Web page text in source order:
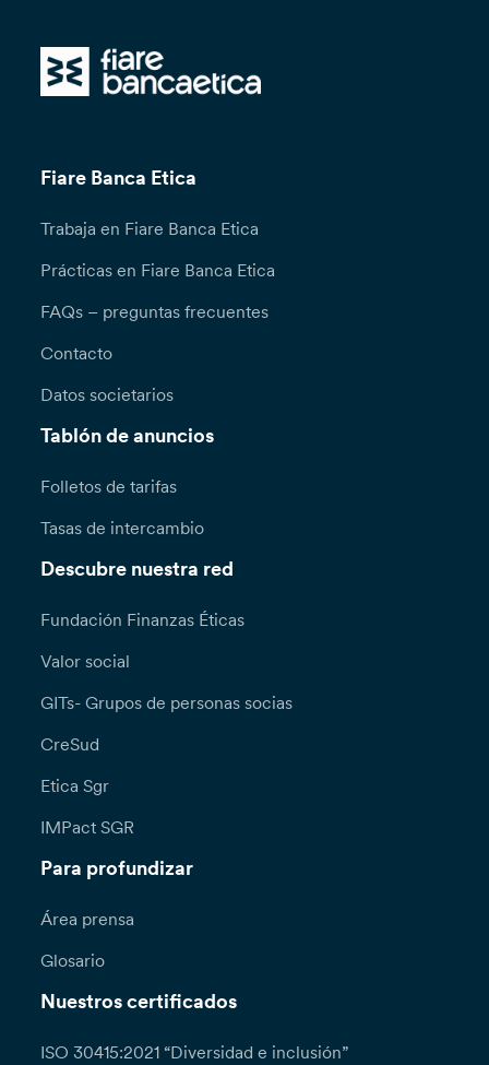
Fiare Banca Etica
Trabaja en Fiare Banca Etica
Prácticas en Fiare Banca Etica
FAQs – preguntas frecuentes
Contacto
Datos societarios
Tablón de anuncios
Folletos de tarifas
Tasas de intercambio
Descubre nuestra red
Fundación Finanzas Éticas
Valor social
GITs- Grupos de personas socias
CreSud
Etica Sgr
IMPact SGR
Para profundizar
Área prensa
Glosario
Nuestros certificados
ISO 30415:2021 “Diversidad e inclusión”